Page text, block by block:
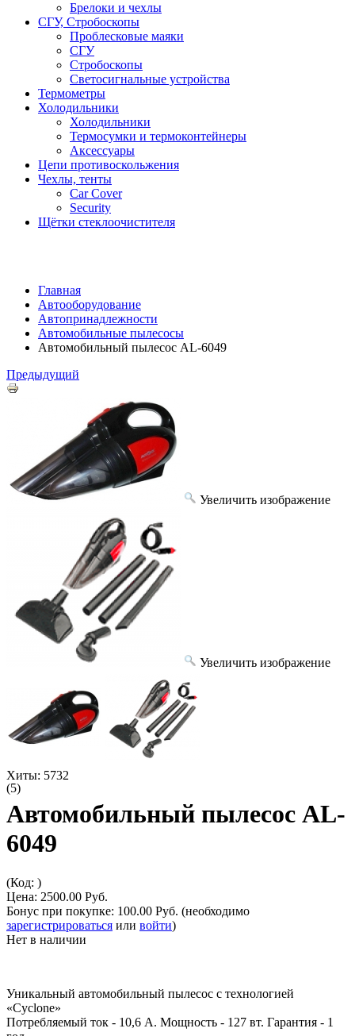
Брелоки и чехлы
СГУ, Стробоскопы
Проблесковые маяки
СГУ
Стробоскопы
Светосигнальные устройства
Термометры
Холодильники
Холодильники
Термосумки и термоконтейнеры
Аксессуары
Цепи противоскольжения
Чехлы, тенты
Car Cover
Security
Щётки стеклоочистителя
Главная
Автооборудование
Автопринадлежности
Автомобильные пылесосы
Автомобильный пылесос AL-6049
Предыдущий
Увеличить изображение
Увеличить изображение
Хиты: 5732
(5)
Автомобильный пылесос AL-
6049
(Код: )
Цена: 2500.00 Руб.
Бонус при покупке: 100.00 Руб. (необходимо
зарегистрироваться или войти)
Нет в наличии
Уникальный автомобильный пылесос с технологией
«Cyclone»
Потребляемый ток - 10,6 А. Мощность - 127 вт. Гарантия - 1